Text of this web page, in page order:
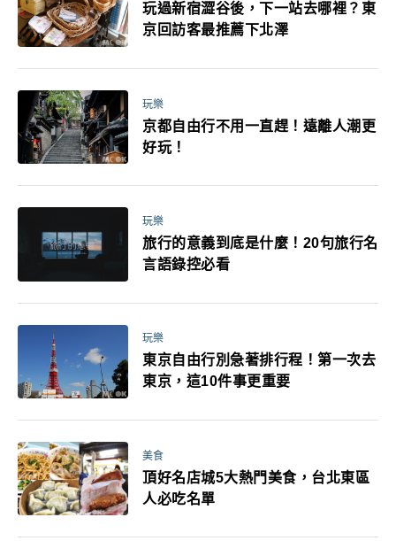
玩過新宿澀谷後，下一站去哪裡？東
京回訪客最推薦下北澤
玩樂
京都自由行不用一直趕！遠離人潮更
好玩！
玩樂
旅行的意義到底是什麼！20句旅行名
言語錄控必看
玩樂
東京自由行別急著排行程！第一次去
東京，這10件事更重要
美食
頂好名店城5大熱門美食，台北東區
人必吃名單